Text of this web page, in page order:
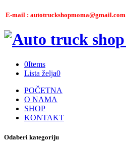
E-mail : autotruckshopmoma@gmail.com
0Items
Lista želja0
POČETNA
O NAMA
SHOP
KONTAKT
Odaberi kategoriju